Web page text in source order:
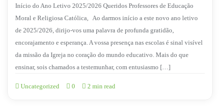
Início do Ano Letivo 2025/2026 Queridos Professores de Educação
Moral e Religiosa Católica, Ao darmos início a este novo ano letivo
de 2025/2026, dirijo-vos uma palavra de profunda gratidão,
encorajamento e esperança. A vossa presença nas escolas é sinal visível
da missão da Igreja no coração do mundo educativo. Mais do que
ensinar, sois chamados a testemunhar, com entusiasmo […]
Uncategorized 0 2 min read